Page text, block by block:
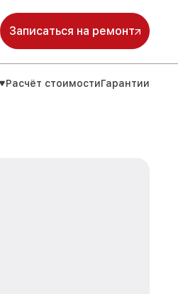
Записаться на ремонт
Расчёт стоимостиГарантии